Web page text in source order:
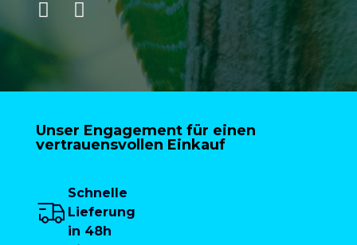
Unser Engagement für einen
vertrauensvollen Einkauf
Schnelle
Lieferung
in 48h